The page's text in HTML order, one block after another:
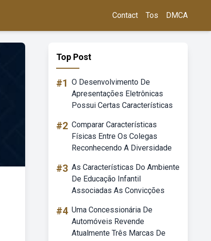
Contact Tos DMCA
Top Post
#1 O Desenvolvimento De
Apresentações Eletrônicas
Possui Certas Características
#2 Comparar Características
Físicas Entre Os Colegas
Reconhecendo A Diversidade
#3 As Características Do Ambiente
De Educação Infantil
Associadas As Convicções
#4 Uma Concessionária De
Automóveis Revende
Atualmente Três Marcas De